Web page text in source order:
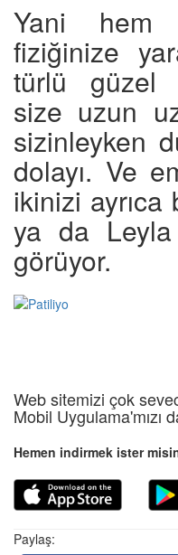
Yani
fiziğinize
türlü güzel
size uzun
sizinleyken
dolayı. Ve
ikinizi
ya da
görüyor.
Web sitemizi çok
Mobil Uygulama'mızı
Hemen indirmek ister
Paylaş: